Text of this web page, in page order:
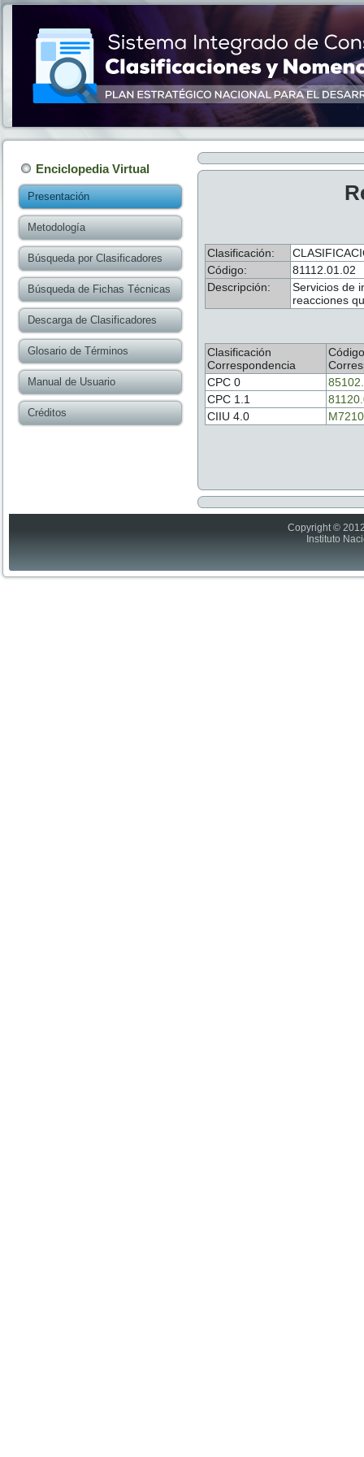
Enciclopedia Virtual
Presentación
Metodología
Búsqueda por Clasificadores
Búsqueda de Fichas Técnicas
Descarga de Clasificadores
Glosario de Términos
Manual de Usuario
Créditos
Clasificación:
Código:
81112.01.02
Descripción:
Servicios de
reacciones
Clasificación
Correspondencia
Código
CPC 0
CPC 1.1
CIIU 4.0
Copyright ©
Instituto